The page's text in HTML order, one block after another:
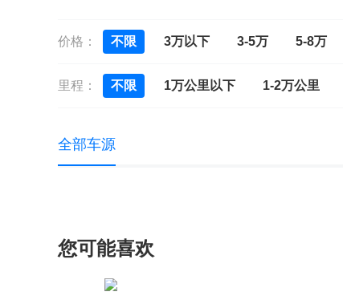
宝马i3(进口)
价格： 不限 3万以下 3-5万 5-8万
里程： 不限 1万公里以下 1-2万公里
全部车源
您可能喜欢